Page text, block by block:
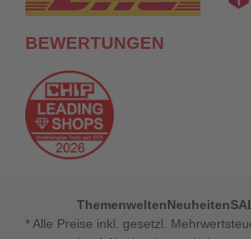
BEWERTUNGEN
ThemenweltenNeuheiten
* Alle Preise inkl. gesetzl.